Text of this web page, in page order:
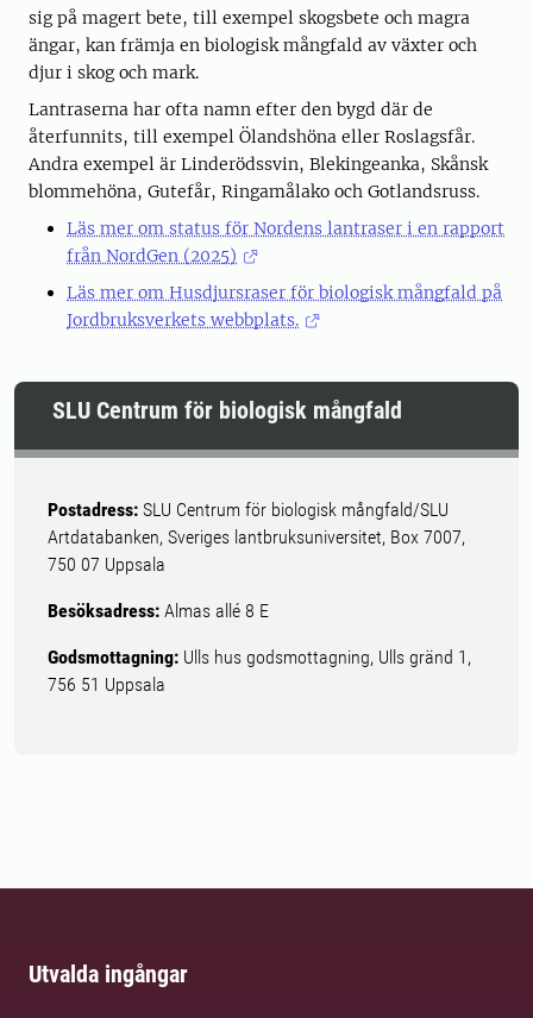
sig på magert bete, till exempel skogsbete och magra
ängar, kan främja en biologisk mångfald av växter och
djur i skog och mark.
Lantraserna har ofta namn efter den bygd där de
återfunnits, till exempel Ölandshöna eller Roslagsfår.
Andra exempel är Linderödssvin, Blekingeanka, Skånsk
blommehöna, Gutefår, Ringamålako och Gotlandsruss.
Läs mer om status för Nordens lantraser i en rapport
från NordGen (2025)
Läs mer om Husdjursraser för biologisk mångfald på
Jordbruksverkets webbplats.
SLU Centrum för biologisk mångfald
Postadress: SLU Centrum för biologisk mångfald/SLU
Artdatabanken, Sveriges lantbruksuniversitet, Box 7007,
750 07 Uppsala
Besöksadress: Almas allé 8 E
Godsmottagning: Ulls hus godsmottagning, Ulls gränd 1,
756 51 Uppsala
Utvalda ingångar